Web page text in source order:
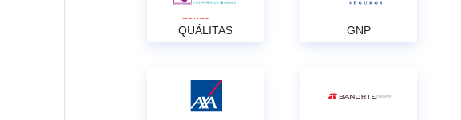
QUÁLITAS GNP